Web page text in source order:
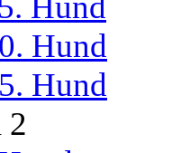
Hund
Hund
2